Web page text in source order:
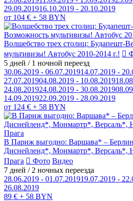
29.09.201916.10.2019 - 20.10.2019
от 104 € + 58 BYN
Волшебство трех столиц: Будапешт-
мультивизы! Автобус 2010-2014 г.!
5 дней / 1 ночной переезд
30.06.2019 - 06.07.201914.07.2019 -
27.07.201904.08.2019 - 10.08.2019
24.08.201924.08.2019 - 30.08.2019
14.09.201922.09.2019 - 28.09.2019
от 124 € + 58 BYN
В Париж выгодно: Варшава* –
Диснейленд*, Монмартр*, Версаль*,
Прага
Фото Видео
7 дней / 2 ночных переезда
28.06.2019 - 01.07.201919.07.2019 -
26.08.2019
89 € + 58 BYN